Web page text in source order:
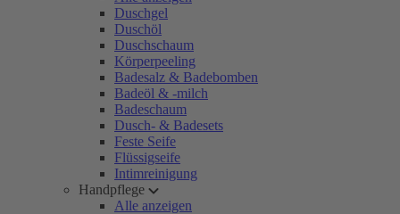
Duschgel
Duschöl
Duschschaum
Körperpeeling
Badesalz & Badebomben
Badeöl & -milch
Badeschaum
Dusch- & Badesets
Feste Seife
Flüssigseife
Intimreinigung
Handpflege
Alle anzeigen